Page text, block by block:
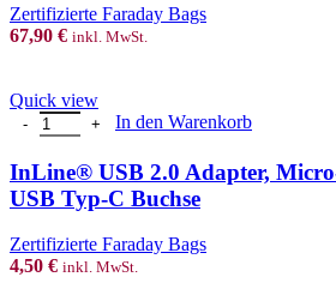
Zertifizierte Faraday Bags
67,90 € inkl. MwSt.
Quick view
InLine® USB 2.0 Adapter, Micro-USB
In den Warenkorb
InLine® USB 2.0 Adapter,
USB Typ-C Buchse
Zertifizierte Faraday Bags
4,50 € inkl. MwSt.